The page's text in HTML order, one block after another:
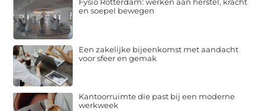
Fysio Rotterdam: werken aan herstel, kracht
en soepel bewegen
Een zakelijke bijeenkomst met aandacht
voor sfeer en gemak
Kantoorruimte die past bij een moderne
werkweek